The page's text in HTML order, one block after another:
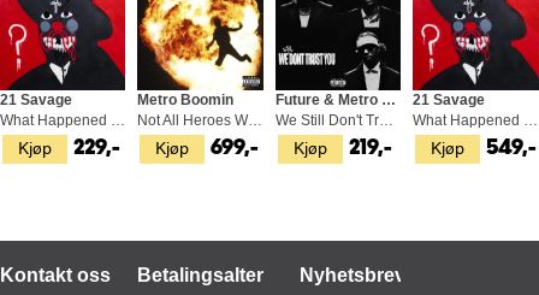
Kjøp
21 Savage
229,- Kjøp
Metro Boomin
Not All Heroes Wear Capes (LP)
699,- Kjøp
Future & Metro Boomin
We Still Don't Trust You (2CD)
219,- Kjøp
21 Savage
549,-
Kontakt oss BetalingsalternativerNyhetsbrev